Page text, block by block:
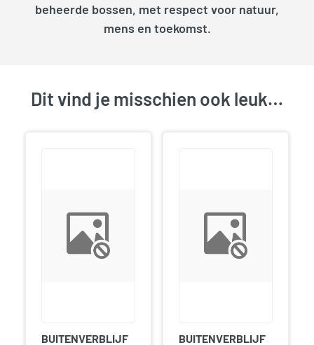
beheerde bossen, met respect voor natuur,
mens en toekomst.
Dit vind je misschien ook leuk…
BUITENVERBLIJF
BUITENVERBLIJF